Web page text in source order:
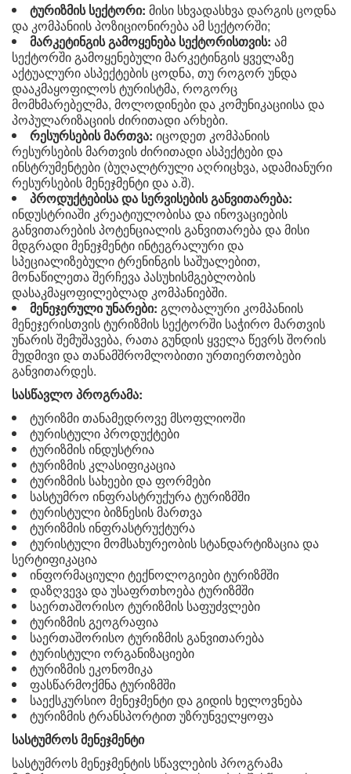
ტურიზმის სექტორი: მისი სხვადასხვა დარგის ცოდნა
და კომპანიის პოზიციონირება ამ სექტორში;
მარკეტინგის გამოყენება სექტორისთვის: ამ
სექტორში გამოყენებული მარკეტინგის ყველაზე
აქტუალური ასპექტების ცოდნა, თუ როგორ უნდა
დააკმაყოფილოს ტურისტმა, როგორც
მომხმარებელმა, მოლოდინები და კომუნიკაციისა და
პოპულარიზაციის ძირითადი არხები.
რესურსების მართვა: იცოდეთ კომპანიის
რესურსების მართვის ძირითადი ასპექტები და
ინსტრუმენტები (ბუღალტრული აღრიცხვა, ადამიანური
რესურსების მენეჯმენტი და ა.შ).
პროდუქტებისა და სერვისების განვითარება:
ინდუსტრიაში კრეატიულობისა და ინოვაციების
განვითარების პოტენციალის განვითარება და მისი
მდგრადი მენეჯმენტი ინტეგრალური და
სპეციალიზებული ტრენინგის საშუალებით,
მონაწილეთა შერჩევა პასუხისმგებლობის
დასაკმაყოფილებლად კომპანიებში.
მენეჯერული უნარები: გლობალური კომპანიის
მენეჯერისთვის ტურიზმის სექტორში საჭირო მართვის
უნარის შემუშავება, რათა გუნდის ყველა წევრს შორის
მუდმივი და თანამშრომლობითი ურთიერთობები
განვითარდეს.
სასწავლო პროგრამა:
ტურიზმი თანამედროვე მსოფლიოში
ტურისტული პროდუქტები
ტურიზმის ინდუსტრია
ტურიზმის კლასიფიკაცია
ტურიზმის სახეები და ფორმები
სასტუმრო ინფრასტრუქურა ტურიზმში
ტურისტული ბიზნესის მართვა
ტურიზმის ინფრასტრუქტურა
ტურისტული მომსახურეობის სტანდარტიზაცია და
სერტიფიკაცია
ინფორმაციული ტექნოლოგიები ტურიზმში
დაზღვევა და უსაფრთხოება ტურიზმში
საერთაშორისო ტურიზმის საფუძვლები
ტურიზმის გეოგრაფია
საერთაშორისო ტურიზმის განვითარება
ტურისტული ორგანიზაციები
ტურიზმის ეკონომიკა
ფასწარმოქმნა ტურიზმში
საექსკურსიო მენეჯმენტი და გიდის ხელოვნება
ტურიზმის ტრანსპორტით უზრუნველყოფა
სასტუმროს მენეჯმენტი
სასტუმროს მენეჯმენტის სწავლების პროგრამა